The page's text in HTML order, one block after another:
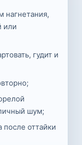
нагнетания,
или
гудит и
шум;
оттайки